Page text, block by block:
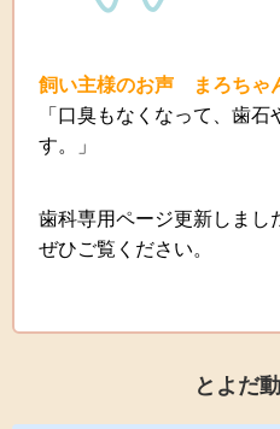
飼い主様のお声 まろちゃ
「口臭もなくなって、歯
す。」
歯科専用ページ更新しまし
ぜひご覧ください。
とよだ